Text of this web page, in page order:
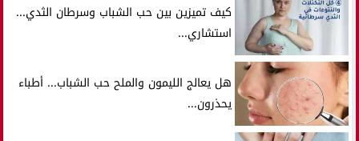
كيف تميزين بين حب الشباب وسرطان الثدي...
استشاري...
هل يعالج الليمون والملح حب الشباب... أطباء
يحذرون...